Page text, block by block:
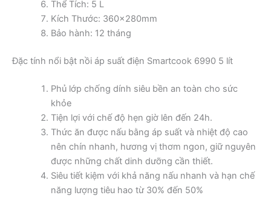
Thể Tích: 5 L
Kích Thước: 360x280mm
Bảo hành: 12 tháng
Đặc tính nổi bật nồi áp suất điện Smartcook 6990 5 lít
Phủ lớp chống dính siêu bền an toàn cho sức
khỏe
Tiện lợi với chế độ hẹn giờ lên đến 24h.
Thức ăn được nấu bằng áp suất và nhiệt độ cao
nên chín nhanh, hương vị thơm ngon, giữ nguyên
được những chất dinh dưỡng cần thiết.
Siêu tiết kiệm với khả năng nấu nhanh và hạn chế
năng lượng tiêu hao từ 30% đến 50%